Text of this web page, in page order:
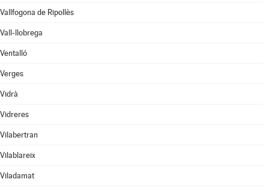
Vallfogona de Ripollès
Vall-llobrega
Ventalló
Verges
Vidrà
Vidreres
Vilabertran
Vilablareix
Viladamat